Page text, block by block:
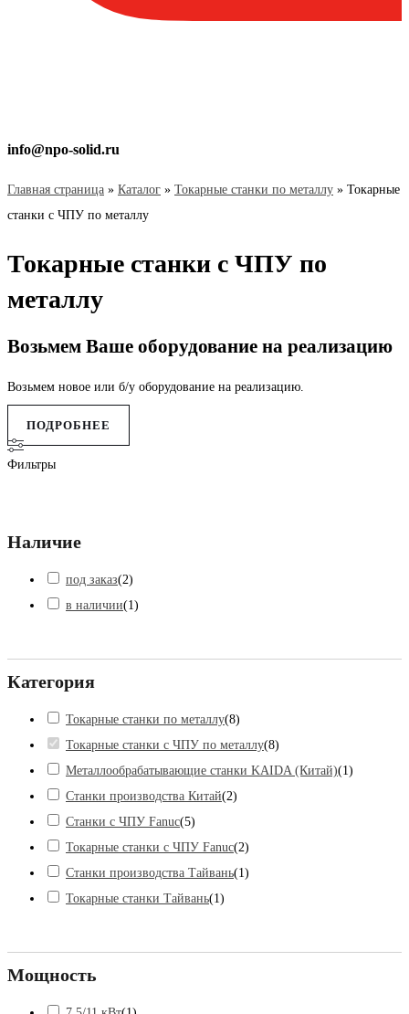
info@npo-solid.ru
Главная страница » Каталог » Токарные станки по металлу » Токарные
станки с ЧПУ по металлу
Токарные станки с ЧПУ по
металлу
Возьмем Ваше оборудование на реализацию
Возьмем новое или б/у оборудование на реализацию.
ПОДРОБНЕЕ
Фильтры
Наличие
под заказ(2)
в наличии(1)
Категория
Токарные станки по металлу(8)
Токарные станки с ЧПУ по металлу(8)
Металлообрабатывающие станки KAIDA (Китай)(1)
Станки производства Китай(2)
Станки с ЧПУ Fanuc(5)
Токарные станки с ЧПУ Fanuc(2)
Станки производства Тайвань(1)
Токарные станки Тайвань(1)
Мощность